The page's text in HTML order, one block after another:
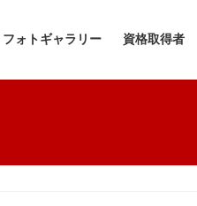
フォトギャラリー 資格取得者